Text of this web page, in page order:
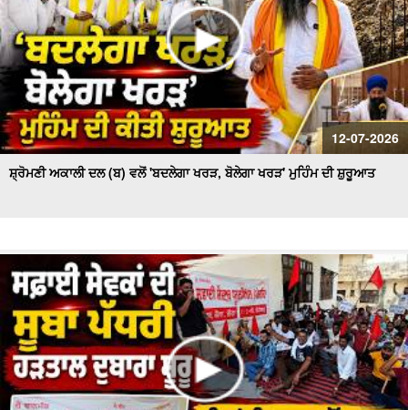
12-07-2026
ਸ਼੍ਰੋਮਣੀ ਅਕਾਲੀ ਦਲ (ਬ) ਵਲੋਂ 'ਬਦਲੇਗਾ ਖਰੜ, ਬੋਲੇਗਾ ਖਰੜ' ਮੁਹਿੰਮ ਦੀ ਸ਼ੁਰੂਆਤ